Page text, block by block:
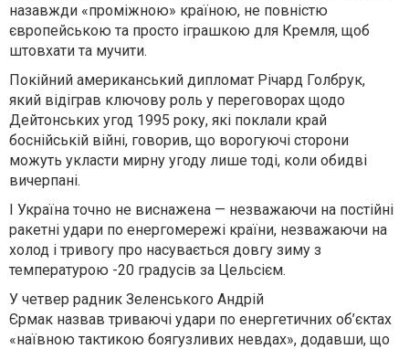
назавжди «проміжною» країною, не повністю
європейською та просто іграшкою для Кремля, щоб
штовхати та мучити.
Покійний американський дипломат Річард Голбрук,
який відіграв ключову роль у переговорах щодо
Дейтонських угод 1995 року, які поклали край
боснійській війні, говорив, що ворогуючі сторони
можуть укласти мирну угоду лише тоді, коли обидві
вичерпані.
І Україна точно не виснажена — незважаючи на постійні
ракетні удари по енергомережі країни, незважаючи на
холод і тривогу про насувається довгу зиму з
температурою -20 градусів за Цельсієм.
У четвер радник Зеленського Андрій
Єрмак назвав триваючі удари по енергетичних об’єктах
«наївною тактикою боягузливих невдах», додавши, що